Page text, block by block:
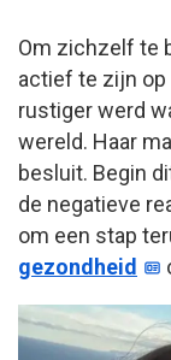
Om zichzelf te
actief te zijn op
rustiger werd
wereld. Haar
besluit. Begin
de negatieve
om een stap
gezondheid